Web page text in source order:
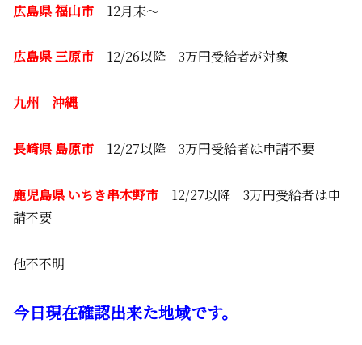
広島県 福山市 12月末～
広島県 三原市 12/26以降 3万円受給者が対象
九州 沖縄
長崎県 島原市 12/27以降 3万円受給者は申請不要
鹿児島県 いちき串木野市 12/27以降 3万円受給者は申
請不要
他不不明
今日現在確認出来た地域です。